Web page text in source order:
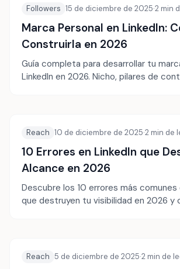
Followers 15 de diciembre de 2025·2 min
Marca Personal en LinkedIn:
Construirla en 2026
Guía completa para desarrollar tu
LinkedIn en 2026. Nicho, pilares de
Reach 10 de diciembre de 2025·2 min de
10 Errores en LinkedIn que
Alcance en 2026
Descubre los 10 errores más comunes
que destruyen tu visibilidad en 2026 y
Reach 5 de diciembre de 2025·2 min de